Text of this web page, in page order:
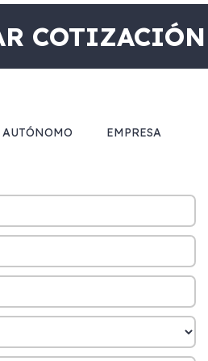
COTIZACIÓN
AUTÓNOMO EMPRESA